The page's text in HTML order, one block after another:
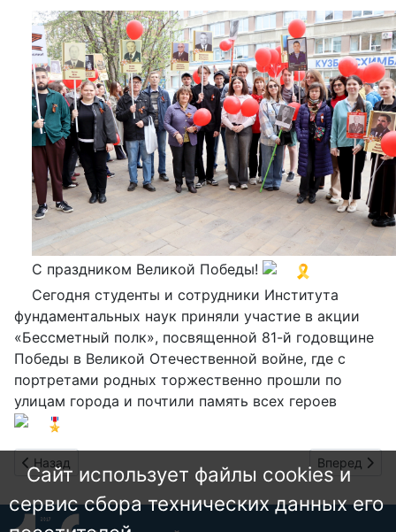
С праздником Великой Победы!
Сегодня студенты и сотрудники Института
фундаментальных наук приняли участие в акции
«Бессметный полк», посвященной 81-й годовщине
Победы в Великой Отечественной войне, где с
портретами родных торжественно прошли по
улицам города и почтили память всех героев
Предыдущий: Проектируя будущее
Назад Следующий:
Вперед
Сайт использует файлы cookies и
сервис сбора технических данных его